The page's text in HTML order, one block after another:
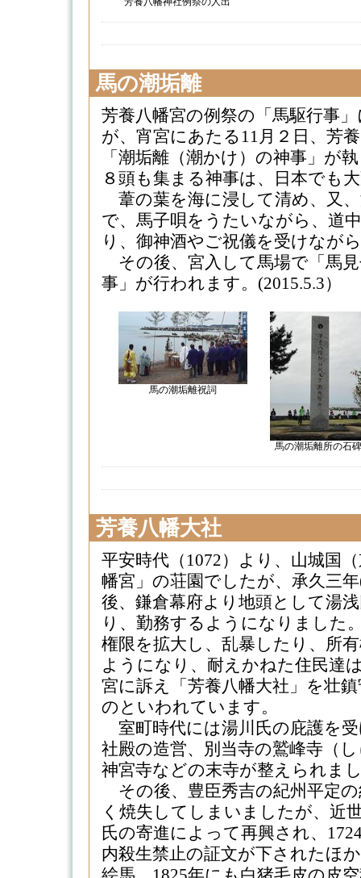
馬の潮垢離
芳養八幡宮の例祭の「馬駆行事
が、宵宮にあたる11月２日、芳
「潮垢離（潮かけ）の神事」が
８頭も集まる神事は、日本でも
葦の葉を海に浸して清め、又
で、馬子唄をうたいながら、道
り、御神酒やご祝儀を受けなが
その後、宮入して馬場で「馬
事」が行われます。(2015.5.3）
馬の潮垢離祝詞
馬の潮垢離所の石碑
芳養八幡大社
平安時代（1072）より、山城国
幡宮」の荘園でしたが、承久三
後、鎌倉幕府より地頭として湯
り、勤務するようになりました
権限を拡大し、乱暴したり、所
ようになり、耐えかねた住民達
宮に訴え「芳養八幡大社」を壮
のといわれています。
室町時代には湯川氏の庇護を
社殿の造営、別当寺の鷲峰寺（
神宮寺などの末寺が整えられま
その後、豊臣秀吉の紀州平定
く焼失してしまいましたが、近
氏の寄進によって再興され、
内殺生禁止の証文が下されたほ